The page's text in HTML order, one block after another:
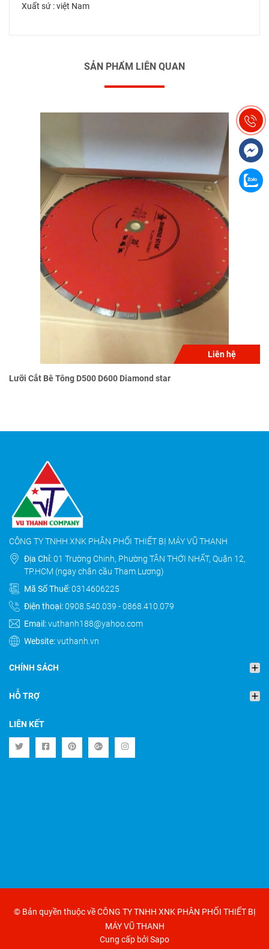
Xuất sứ : việt Nam
SẢN PHẨM LIÊN QUAN
Liên hệ
Lưỡi Cắt Bê Tông D500 D600 Diamond star
CÔNG TY TNHH XNK PHÂN PHỐI THIẾT BỊ MÁY VŨ THANH
Địa Chỉ:01 Trường Chinh, Phường TÂN THỚI NHẤT, Quận 12,
TP.HCM (ngay chân cầu Tham Lương)
Mã Số Thuế:0314606225
Điện thoại:0908.540.039 -0868.410.079
Email:vuthanh188@yahoo.com
Website:vuthanh.vn
CHÍNH SÁCH
HỖ TRỢ
LIÊN KẾT
© Bản quyền thuộc về CÔNG TY TNHH XNK PHÂN PHỐI THIẾT BỊ
MÁY VŨ THANH
Cung cấp bởiSapo